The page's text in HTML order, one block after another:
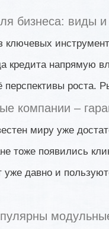
бизнеса: виды и
ключевых
кредита напрямую
перспективы роста.
компании –
миру уже
тоже появились
давно и